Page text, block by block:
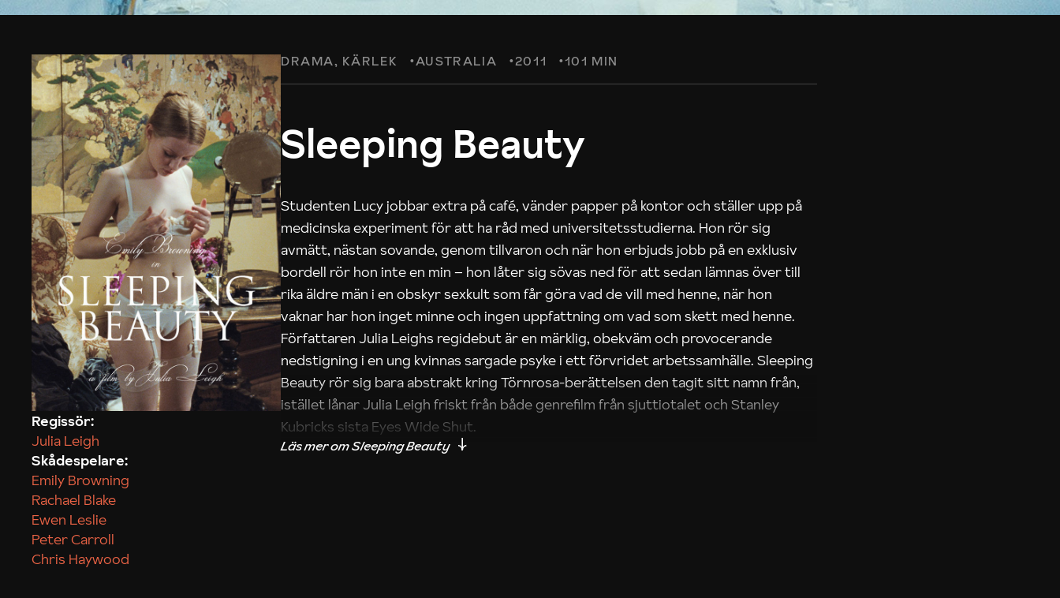
DRAMA KÄRLEK AUSTRALIA 2011 101 MIN
Sleeping Beauty
Studenten Lucy jobbar extra på café, vänder papper på kontor och ställer upp på
medicinska experiment för att ha råd med universitetsstudierna. Hon rör sig
avmätt, nästan sovande, genom tillvaron och när hon erbjuds jobb på en exklusiv
bordell rör hon inte en min – hon låter sig sövas ned för att sedan lämnas över till
rika äldre män i en obskyr sexkult som får göra vad de vill med henne, när hon
vaknar har hon inget minne och ingen uppfattning om vad som skett med henne.
Författaren Julia Leighs regidebut är en märklig, obekväm och provocerande
nedstigning i en ung kvinnas sargade psyke i ett förvridet arbetssamhälle. Sleeping
Beauty rör sig bara abstrakt kring Törnrosa-berättelsen den tagit sitt namn från,
istället lånar Julia Leigh friskt från både genrefilm från sjuttiotalet och Stanley
Kubricks sista Eyes Wide Shut.
Regissör:
Julia Leigh
Skådespelare:
Emily Browning
Rachael Blake
Ewen Leslie
Peter Carroll
Chris Haywood